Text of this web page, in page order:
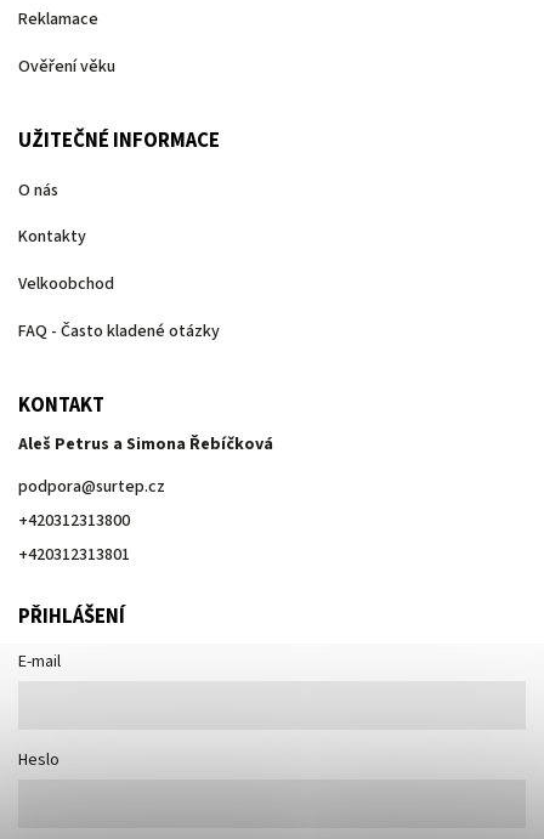
Reklamace
Ověření věku
UŽITEČNÉ INFORMACE
O nás
Kontakty
Velkoobchod
FAQ - Často kladené otázky
KONTAKT
Aleš Petrus a Simona Řebíčková
podpora@surtep.cz
+420312313800
+420312313801
PŘIHLÁŠENÍ
E-mail
Heslo